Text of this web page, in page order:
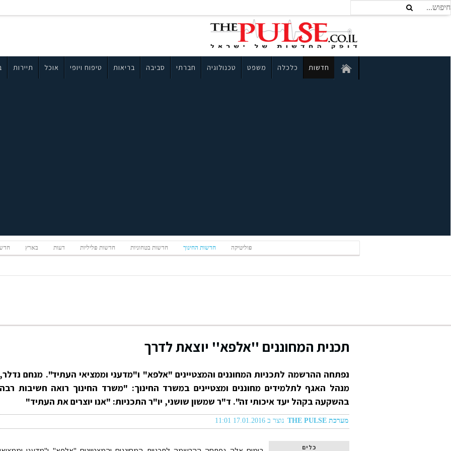
חדשות כלכלה משפט טכנולוגיה חברתי סביבה בריאות טיפוח ויופי אוכל תיירות
פוליטיקה חדשות החינוך חדשות בטחוניות חדשות פליליות דעות בארץ
תכנית המחוננים ''אלפא'' יוצאת לדרך
נפתחה ההרשמה לתכניות המחוננים והמצטיינים "אלפא" ו"מדעני וממציאי העתיד". מנחם נדלר,
מנהל האגף לתלמידים מחוננים ומצטיינים במשרד החינוך: "משרד החינוך רואה חשיבות רבה
בהשקעה בקהל יעד איכותי זה". ד"ר שמשון שושני, יו"ר התכניות: "אנו יוצרים את העתיד"
מערכת THE PULSE נוצר ב 17.01.2016 11:01
כלים